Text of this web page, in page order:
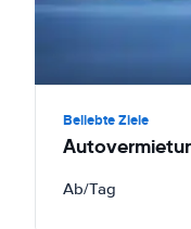
Beliebte Ziele
Ab/Tag